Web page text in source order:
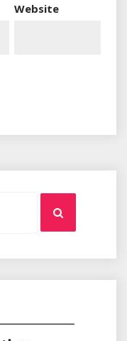
Website
Search